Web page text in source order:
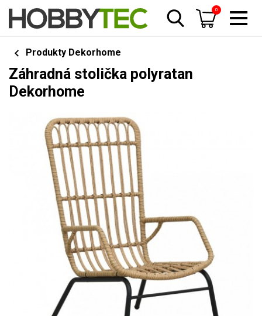
0
Produkty Dekorhome
Záhradná stolička polyratan
Dekorhome